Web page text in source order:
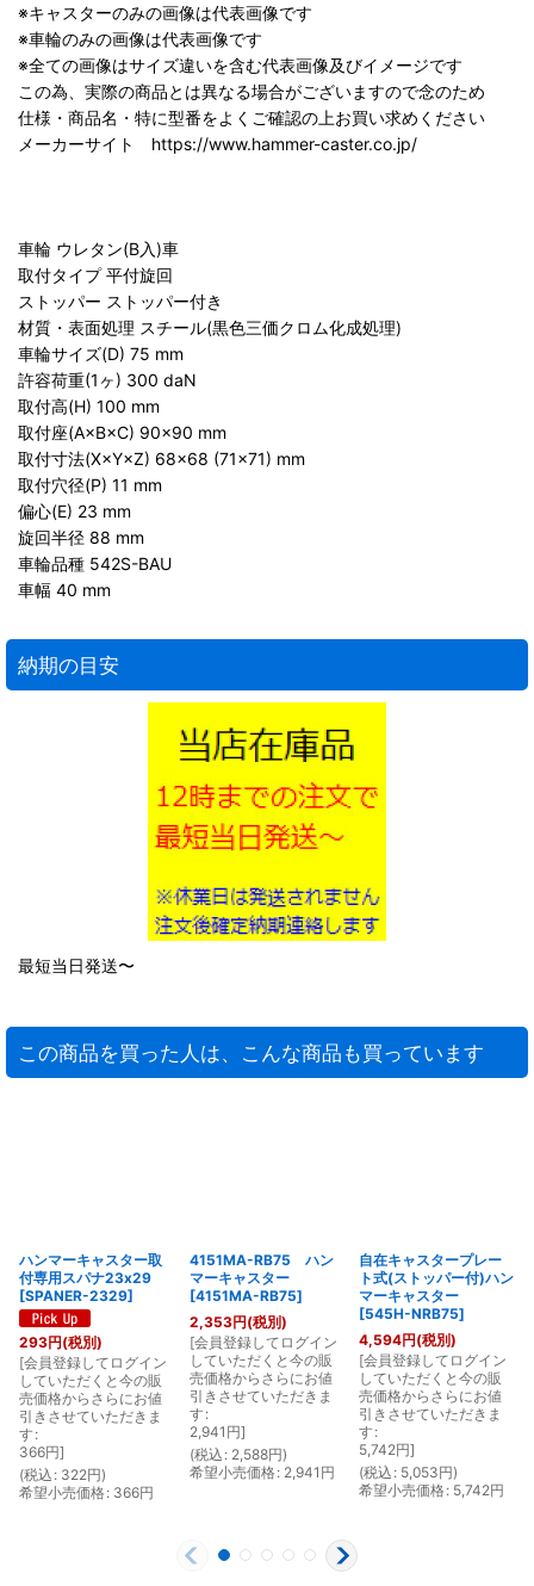
※キャスターのみの画像は代表画像です
※車輪のみの画像は代表画像です
※全ての画像はサイズ違いを含む代表画像及びイメージです
この為、実際の商品とは異なる場合がございますので念のため
仕様・商品名・特に型番をよくご確認の上お買い求めください
メーカーサイト https://www.hammer-caster.co.jp/
車輪 ウレタン(B入)車
取付タイプ 平付旋回
ストッパー ストッパー付き
材質・表面処理 スチール(黒色三価クロム化成処理)
車輪サイズ(D) 75 mm
許容荷重(1ヶ) 300 daN
取付高(H) 100 mm
取付座(A×B×C) 90×90 mm
取付寸法(X×Y×Z) 68×68 (71×71) mm
取付穴径(P) 11 mm
偏心(E) 23 mm
旋回半径 88 mm
車輪品種 542S-BAU
車幅 40 mm
納期の目安
最短当日発送〜
この商品を買った人は、こんな商品も買っています
ハンマーキャスター取
付専用スパナ23x29
[SPANER-2329]
293円(税別)
[会員登録してログイン
していただくと今の販
売価格からさらにお値
引きさせていただきま
す :
366円]
(税込 : 322円)
希望小売価格: 366円
4151MA-RB75 ハン
マーキャスター
[4151MA-RB75]
2,353円(税別)
[会員登録してログイン
していただくと今の販
売価格からさらにお値
引きさせていただきま
す :
2,941 円]
(税込 : 2,588円)
希望小売価格: 2,941 円
自在キャスタープレー
ト式(ストッパー付)ハン
マーキャスター
[545H-NRB75]
4,594円(税別)
[会員登録してログイン
していただくと今の販
売価格からさらにお値
引きさせていただきま
す :
5,742円]
(税込 : 5,053円)
希望小売価格: 5,742円